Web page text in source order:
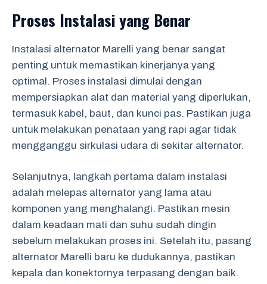
Proses Instalasi yang Benar
Instalasi alternator Marelli yang benar sangat
penting untuk memastikan kinerjanya yang
optimal. Proses instalasi dimulai dengan
mempersiapkan alat dan material yang diperlukan,
termasuk kabel, baut, dan kunci pas. Pastikan juga
untuk melakukan penataan yang rapi agar tidak
mengganggu sirkulasi udara di sekitar alternator.
Selanjutnya, langkah pertama dalam instalasi
adalah melepas alternator yang lama atau
komponen yang menghalangi. Pastikan mesin
dalam keadaan mati dan suhu sudah dingin
sebelum melakukan proses ini. Setelah itu, pasang
alternator Marelli baru ke dudukannya, pastikan
kepala dan konektornya terpasang dengan baik.